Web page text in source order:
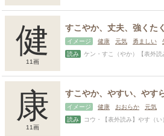
健
11画
イメージ 健康 元気 勇ましい
読み
ケン・すこ（やか）【表外読み】たけ（し）・ したた（か）・かつ・きよ・きよし・たけ・たけし・たける・
康
11画
イメージ 健康 おおらか
元気
読み
コウ・【表外読み】やす（い）・しず・しずか・